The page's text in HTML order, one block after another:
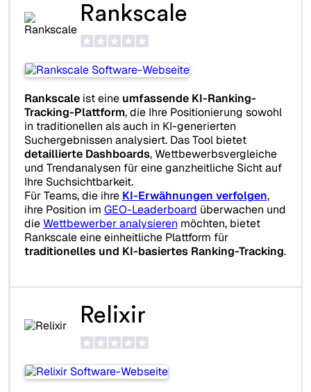
Rankscale
Rankscaleist eine umfassende KI-Ranking-
Tracking-Plattform, die Ihre Positionierung sowohl
in traditionellen als auch in KI-generierten
Suchergebnissen analysiert. Das Tool bietet
detaillierte Dashboards, Wettbewerbsvergleiche
und Trendanalysen für eine ganzheitliche Sicht auf
Ihre Suchsichtbarkeit.
Für Teams, die ihre KI-Erwähnungen verfolgen,
ihre Position im GEO-Leaderboard überwachen und
dieWettbewerber analysieren möchten, bietet
Rankscale eine einheitliche Plattform für
traditionelles und KI-basiertes Ranking-Tracking.
Relixir